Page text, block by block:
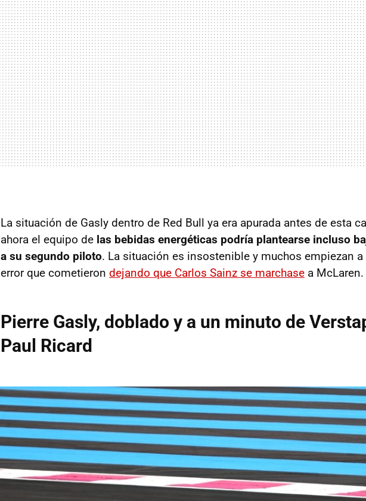
La situación de Gasly dentro de Red Bull ya era apurada antes de esta
ahora el equipo de las bebidas energéticas podría plantearse incluso
a su segundo piloto. La situación es insostenible y muchos empiezan
error que cometieron dejando que Carlos Sainz se marchase a McLaren.
Pierre Gasly, doblado y a un minuto de
Paul Ricard